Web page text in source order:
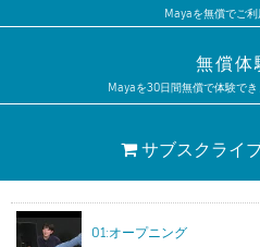
Mayaを無償でご利
無償体
Mayaを30日間無償で体験で
サブスクライ
01:オープニング